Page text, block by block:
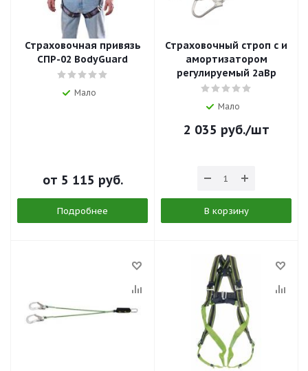
Страховочная привязь
СПР-02 BodyGuard
Мало
от 5 115 руб.
Подробнее
Страховочный строп c и
амортизатором
регулируемый 2аВр
Мало
2 035 руб./шт
В корзину